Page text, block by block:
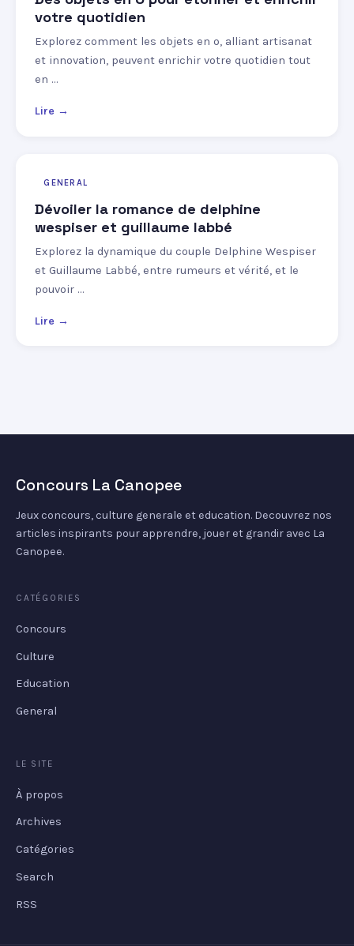
votre quotidien
Explorez comment les objets en o, alliant artisanat
et innovation, peuvent enrichir votre quotidien tout
en …
Lire →
GENERAL
Dévoiler la romance de delphine
wespiser et guillaume labbé
Explorez la dynamique du couple Delphine Wespiser
et Guillaume Labbé, entre rumeurs et vérité, et le
pouvoir …
Lire →
Concours La Canopee
Jeux concours, culture generale et education. Decouvrez nos
articles inspirants pour apprendre, jouer et grandir avec La
Canopee.
CATÉGORIES
Concours
Culture
Education
General
LE SITE
À propos
Archives
Catégories
Search
RSS